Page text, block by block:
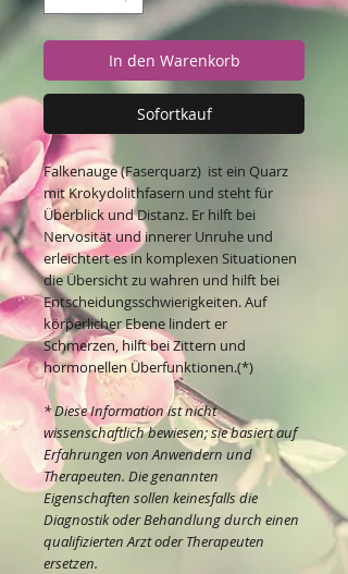
In den Warenkorb
Sofortkauf
Falkenauge (Faserquarz) ist ein Quarz
mit Krokydolithfasern und steht für
Überblick und Distanz. Er hilft bei
Nervosität und innerer Unruhe und
erleichtert es in komplexen Situationen
die Übersicht zu wahren und hilft bei
Entscheidungsschwierigkeiten. Auf
körperlicher Ebene lindert er
Schmerzen, hilft bei Zittern und
hormonellen Überfunktionen.(*)
* Diese Information ist nicht
wissenschaftlich bewiesen; sie basiert auf
Erfahrungen von Anwendern und
Therapeuten. Die genannten
Eigenschaften sollen keinesfalls die
Diagnostik oder Behandlung durch einen
qualifizierten Arzt oder Therapeuten
ersetzen.